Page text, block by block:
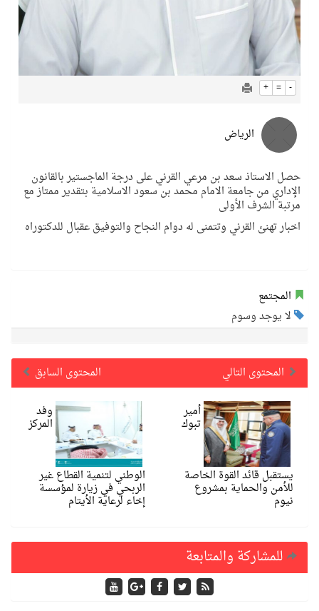
+ = -
الرياض
حصل الاستاذ سعد بن مرعي القرني على درجة الماجستير بالقانون
الإداري من جامعة الامام محمد بن سعود الاسلامية بتقدير ممتاز مع
مرتبة الشرف الأولى
اخبار تهنئ القرني وتتمنى له دوام النجاح والتوفيق عقبال للدكتوراه
المجتمع
لا يوجد وسوم
المحتوى السابق
المحتوى التالي
وفد
المركز
الوطني لتنمية القطاع غير
الربحي في زيارة لمؤسسة
إخاء لرعاية الأيتام
أمير
تبوك
يستقبل قائد القوة الخاصة
للأمن والحماية بمشروع
نيوم
للمشاركة والمتابعة